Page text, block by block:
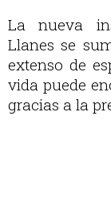
La nueva
Llanes se
extenso de
vida puede
gracias a la